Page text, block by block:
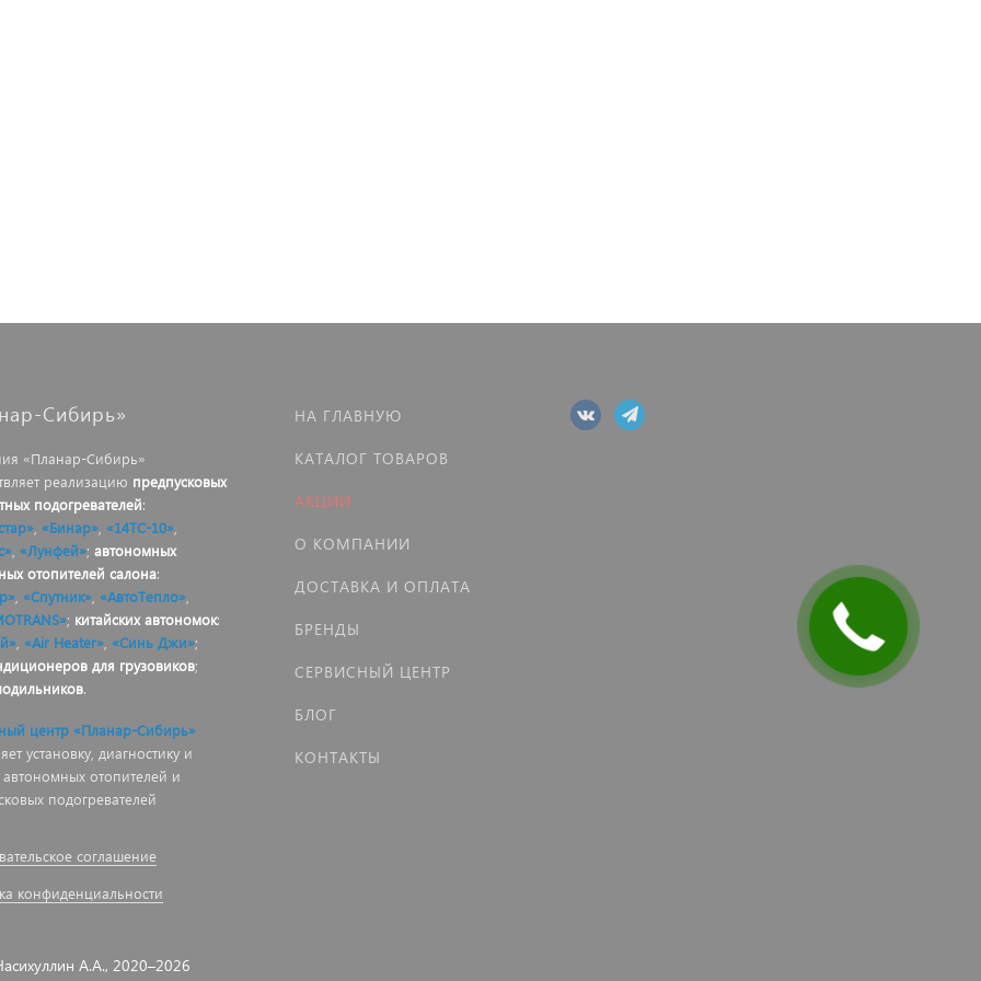
Сибирь»
«Планар-Сибирь»
реализацию предпусковых
подогревателей:
«Бинар» «14ТС-10»
«Лунфей»; автономных
отопителей салона:
«Спутник» «АвтоТепло»
; китайских автономок:
«Air Heater» «Синь Джи»;
для грузовиков;
.
центр «Планар-Сибирь»
установку, диагностику и
отопителей и
подогревателей
соглашение
конфиденциальности
А.А., 2020–2026
НА ГЛАВНУЮ
КАТАЛОГ ТОВАРОВ
АКЦИИ
О КОМПАНИИ
ДОСТАВКА И ОПЛАТА
БРЕНДЫ
СЕРВИСНЫЙ ЦЕНТР
БЛОГ
КОНТАКТЫ